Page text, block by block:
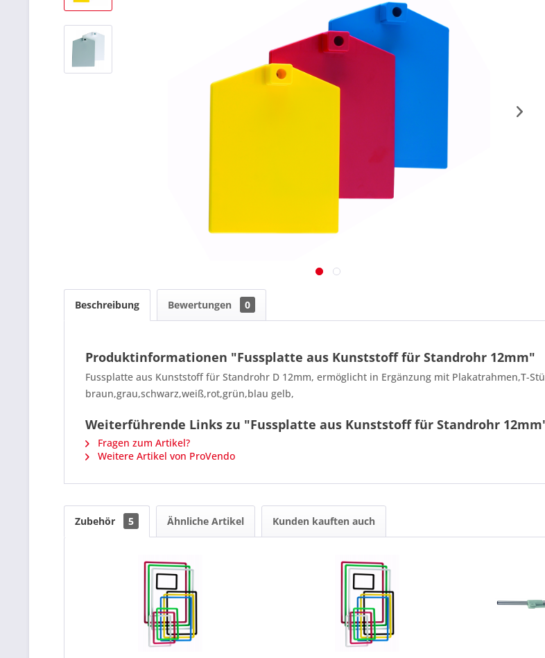
Beschreibung Bewertungen 0
Produktinformationen "Fussplatte aus Kunststoff für Standrohr 12mm"
Fussplatte aus Kunststoff für Standrohr D 12mm, ermöglicht in Ergänzung mit Plakatrahmen,T-
braun,grau,schwarz,weiß,rot,grün,blau gelb,
Weiterführende Links zu "Fussplatte aus Kunststoff für Standrohr
Fragen zum Artikel?
Weitere Artikel von ProVendo
Zubehör 5 Ähnliche Artikel Kunden kauften auch